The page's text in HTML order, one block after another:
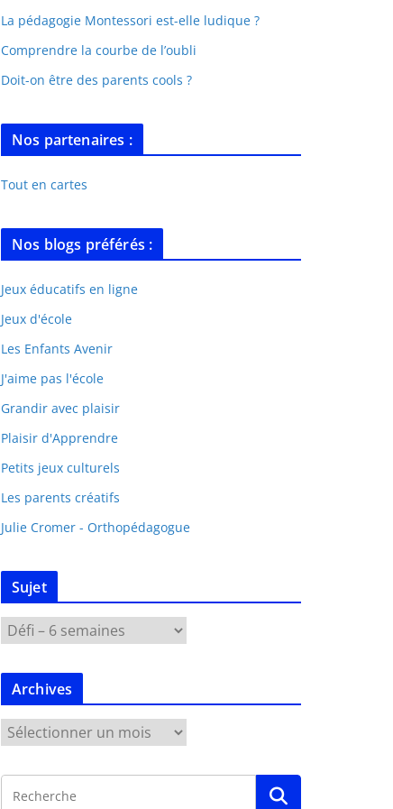
La pédagogie Montessori est-elle ludique ?
Comprendre la courbe de l’oubli
Doit-on être des parents cools ?
Nos partenaires :
Tout en cartes
Nos blogs préférés :
Jeux éducatifs en ligne
Jeux d'école
Les Enfants Avenir
J'aime pas l'école
Grandir avec plaisir
Plaisir d'Apprendre
Petits jeux culturels
Les parents créatifs
Julie Cromer - Orthopédagogue
Sujet
Archives